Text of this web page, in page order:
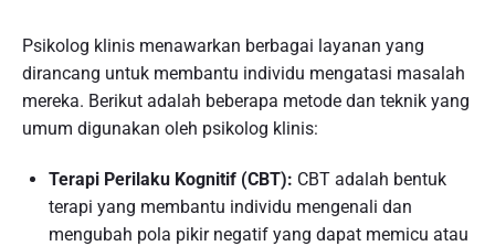
Psikolog klinis menawarkan berbagai layanan yang
dirancang untuk membantu individu mengatasi masalah
mereka. Berikut adalah beberapa metode dan teknik yang
umum digunakan oleh psikolog klinis:
Terapi Perilaku Kognitif (CBT): CBT adalah bentuk
terapi yang membantu individu mengenali dan
mengubah pola pikir negatif yang dapat memicu atau